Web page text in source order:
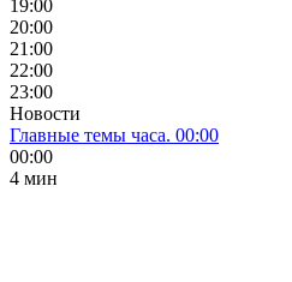
19:00
20:00
21:00
22:00
23:00
Новости
Главные темы часа. 00:00
00:00
4 мин